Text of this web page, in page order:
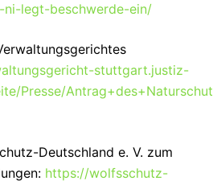
legt-beschwerde-ein/
stuttgart.justiz-
Presse/
Deutschland e. V. zum
https://wolfsschutz-